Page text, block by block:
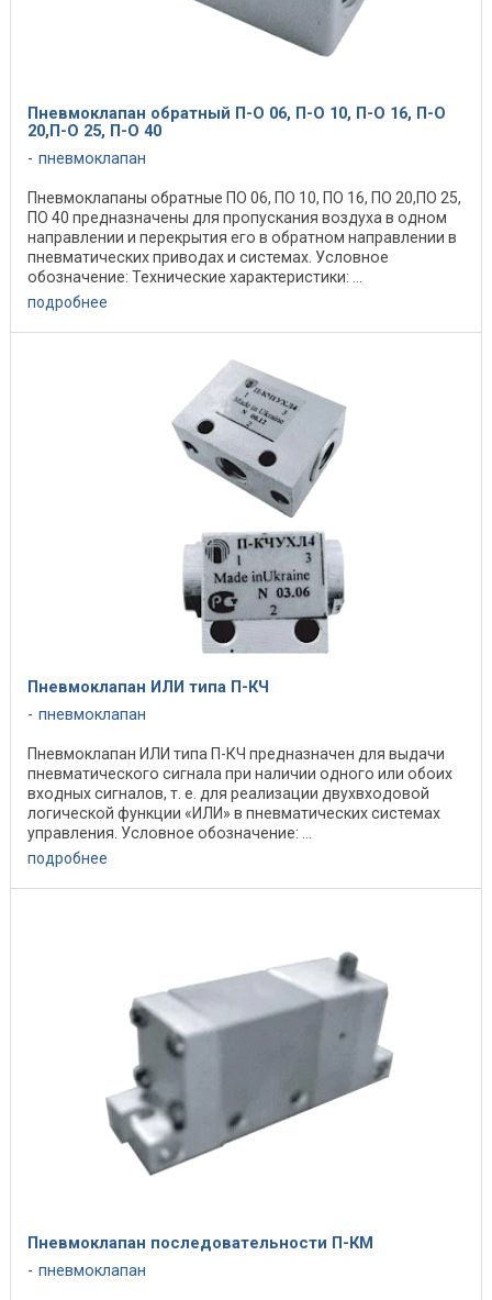
Пневмоклапан обратный П-О 06, П-О 10, П-О 16, П-О
20,П-О 25, П-О 40
пневмоклапан
Пневмоклапаны обратные ПО 06, ПО 10, ПО 16, ПО 20,ПО 25,
ПО 40 предназначены для пропускания воздуха в одном
направлении и перекрытия его в обратном направлении в
пневматических приводах и системах. Условное
обозначение: Технические характеристики: ...
подробнее
Пневмоклапан ИЛИ типа П-КЧ
пневмоклапан
Пневмоклапан ИЛИ типа П-КЧ предназначен для выдачи
пневматического сигнала при наличии одного или обоих
входных сигналов, т. е. для реализации двухвходовой
логической функции «ИЛИ» в пневматических системах
управления. Условное обозначение: ...
подробнее
Пневмоклапан последовательности П-КМ
пневмоклапан